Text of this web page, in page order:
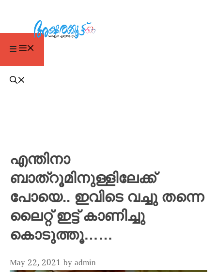
എന്തിനാ
ബാത്‌റൂമിനുള്ളിലേക്ക്
പോയെ.. ഇവിടെ വച്ചു തന്നെ
ലൈറ്റ് ഇട്ട് കാണിച്ചു
കൊടുത്തൂ……
May 22, 2021 by admin